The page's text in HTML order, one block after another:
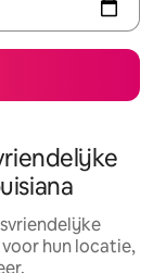
hun locatie,